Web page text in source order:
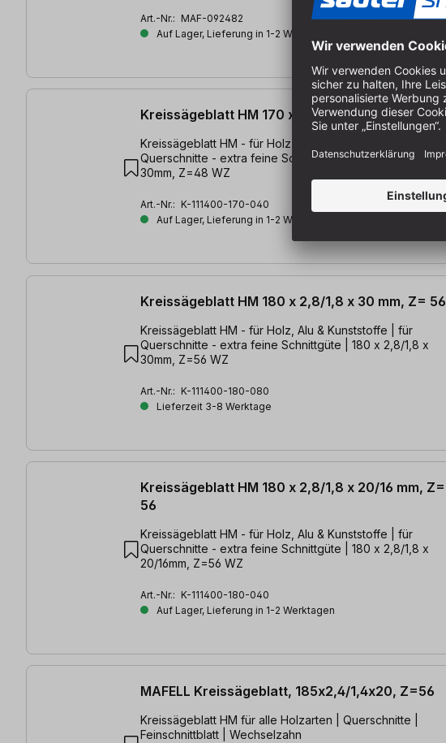
Art.-Nr.: MAF-092482
Auf Lager, Lieferung in 1-2 Werktagen
Kreissägeblatt HM 170 x 2,6/1,6 x 30 mm, Z= 48
Kreissägeblatt HM - für Holz, Alu & Kunststoffe | für
Querschnitte - extra feine Schnittgüte | 170 x 2,6/1,6 x
30mm, Z=48 WZ
Art.-Nr.: K-111400-170-040
Auf Lager, Lieferung in 1-2 Werktagen
Kreissägeblatt HM 180 x 2,8/1,8 x 30 mm, Z= 56
Kreissägeblatt HM - für Holz, Alu & Kunststoffe | für
Querschnitte - extra feine Schnittgüte | 180 x 2,8/1,8 x
30mm, Z=56 WZ
Art.-Nr.: K-111400-180-080
Lieferzeit 3-8 Werktage
Kreissägeblatt HM 180 x 2,8/1,8 x 20/16 mm, Z=
56
Kreissägeblatt HM - für Holz, Alu & Kunststoffe | für
Querschnitte - extra feine Schnittgüte | 180 x 2,8/1,8 x
20/16mm, Z=56 WZ
Art.-Nr.: K-111400-180-040
Auf Lager, Lieferung in 1-2 Werktagen
MAFELL Kreissägeblatt, 185x2,4/1,4x20, Z=56
Kreissägeblatt HM für alle Holzarten | Querschnitte |
Feinschnittblatt | Wechselzahn